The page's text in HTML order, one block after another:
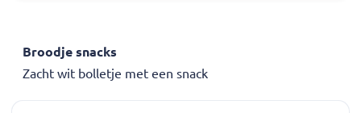
Broodje snacks
Zacht wit bolletje met een snack